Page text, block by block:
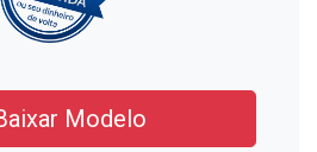
Modelo